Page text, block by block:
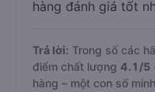
hàng đánh giá tốt
Trả lời: Trong số các
điểm chất lượng 4.1 /5
hàng – một con số